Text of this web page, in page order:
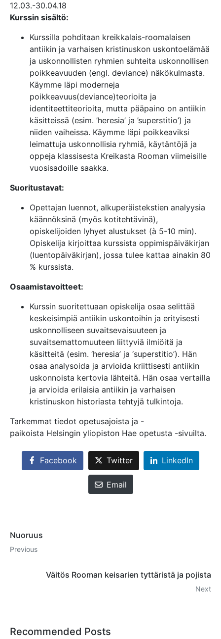
12.03.-30.04.18
Kurssin sisältö:
Kurssilla pohditaan kreikkalais-roomalaisen
antiikin ja varhaisen kristinuskon uskontoelämää
ja uskonnollisten ryhmien suhteita uskonnollisen
poikkeavuuden (engl. deviance) näkökulmasta.
Käymme läpi moderneja
poikkeavuus(deviance)teorioita ja
identiteettiteorioita, mutta pääpaino on antiikin
käsitteissä (esim. ’heresia’ ja ’superstitio’) ja
niiden vaiheissa. Käymme läpi poikkeaviksi
leimattuja uskonnollisia ryhmiä, käytäntöjä ja
oppeja klassisesta Kreikasta Rooman viimeisille
vuosisadoille saakka.
Suoritustavat:
Opettajan luennot, alkuperäistekstien analyysia
käännöksinä (myös kotitehtävinä),
opiskelijoiden lyhyet alustukset (à 5-10 min).
Opiskelija kirjoittaa kurssista oppimispäiväkirjan
(luentopäiväkirjan), jossa tulee kattaa ainakin 80
% kurssista.
Osaamistavoitteet:
Kurssin suoritettuaan opiskelija osaa selittää
keskeisimpiä antiikin uskontoihin ja erityisesti
uskonnolliseen suvaitsevaisuuteen ja
suvaitsemattomuuteen liittyviä ilmiöitä ja
käsitteitä (esim. ‘heresia’ ja ‘superstitio’). Hän
osaa analysoida ja arvioida kriittisesti antiikin
uskonnoista kertovia lähteitä. Hän osaa vertailla
ja arvioida erilaisia antiikin ja varhaisen
kristinuskon historiasta tehtyjä tulkintoja.
Tarkemmat tiedot opetusajoista ja -
paikoista Helsingin yliopiston Hae opetusta -sivuilta.
Facebook Twitter LinkedIn
Email
Nuoruus
Previous
Väitös Rooman keisarien tyttäristä ja pojista
Next
Recommended Posts